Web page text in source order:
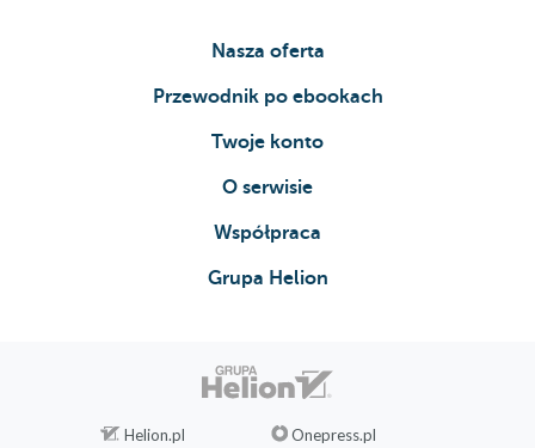
Nasza oferta
Przewodnik po ebookach
Twoje konto
O serwisie
Współpraca
Grupa Helion
Helion.pl
Onepress.pl